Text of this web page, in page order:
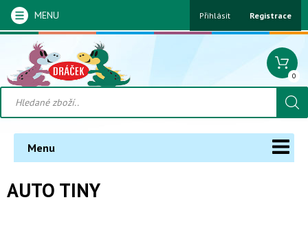
MENU Přihlásit Registrace
0
Menu
AUTO TINY